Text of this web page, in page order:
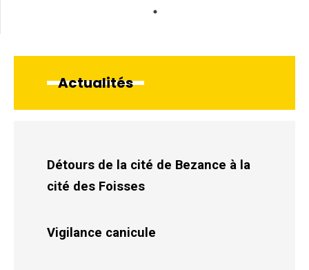
Actualités
Détours de la cité de Bezance à la
cité des Foisses
Vigilance canicule